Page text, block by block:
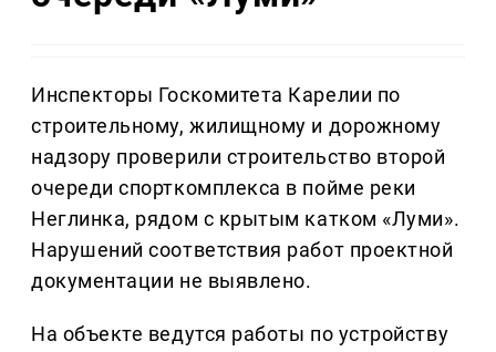
Инспекторы Госкомитета Карелии по
строительному, жилищному и дорожному
надзору проверили строительство второй
очереди спорткомплекса в пойме реки
Неглинка, рядом с крытым катком «Луми».
Нарушений соответствия работ проектной
документации не выявлено.
На объекте ведутся работы по устройству